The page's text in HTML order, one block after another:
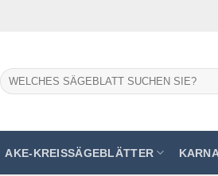
Suchen
nach:
AKE-KREISSÄGEBLÄTTER